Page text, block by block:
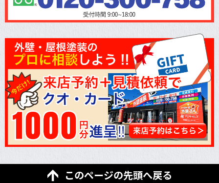
このページの先頭へ戻る